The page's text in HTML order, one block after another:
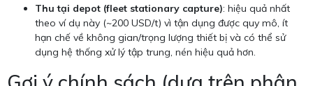
Thu tại depot (fleet stationary capture): hiệu quả nhất
theo ví dụ này (~200 USD/t) vì tận dụng được quy mô, ít
hạn chế về không gian/trọng lượng thiết bị và có thể sử
dụng hệ thống xử lý tập trung, nén hiệu quả hơn.